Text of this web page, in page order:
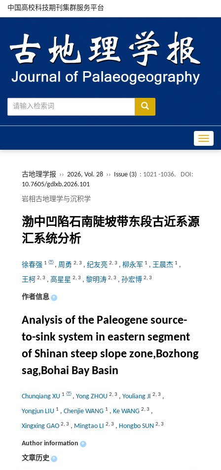
中国高校科技期刊集群服务平台
古地理学报 ›› 2026, Vol. 28 ›› Issue (3) : 1021 -1036.
DOI:
10.7605/gdlxb.2026.101
岩相古地理学与沉积学
渤中凹陷石南陡坡带东段古近系源
汇系统分析
徐春强 1 , 周勇 2, 3 , 纪友亮 2, 3 , 柳永军 1 , 王晨杰 1 ,
王柯
2, 3 , 高星星 2, 3 , 黎明涛 2, 3 , 孙宏博 2, 3
作者信息 +
Analysis of the Paleogene source-
to-sink system in eastern segment
of Shinan steep slope zone,Bozhong
sag,Bohai Bay Basin
Chunqiang XU 1 , Yong ZHOU 2, 3 , Youliang JI 2, 3 ,
Yongjun LIU 1 , Chenjie WANG 1 , Ke WANG 2, 3 ,
Xingxing GAO 2, 3 , Mingtao LI 2, 3 , Hongbo SUN 2, 3
Author information +
文章历史 +